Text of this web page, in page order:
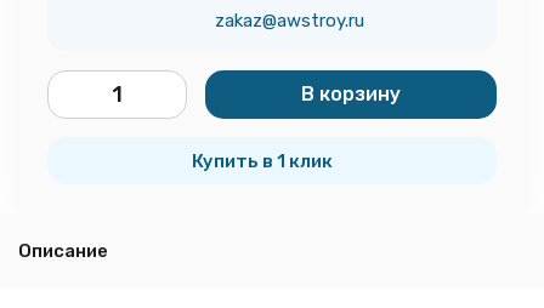
zakaz@awstroy.ru
В корзину
Купить в 1 клик
Описание